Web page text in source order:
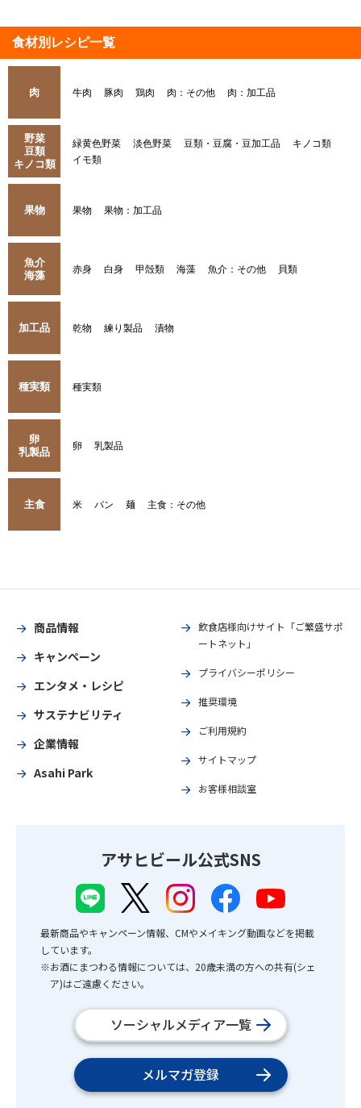
食材別レシピ一覧
肉 牛肉 豚肉 鶏肉 肉：その他 肉：加工品
野菜
豆類
キノコ類
緑黄色野菜 淡色野菜 豆類・豆腐・豆加工品
キノコ類
イモ類
果物 果物 果物：加工品
魚介
海藻
赤身 白身 甲殻類 海藻 魚介：その他 貝類
加工品 乾物 練り製品 漬物
種実類 種実類
卵
乳製品
卵 乳製品
主食 米 パン 麺 主食：その他
商品情報
キャンペーン
エンタメ・レシピ
サステナビリティ
企業情報
Asahi Park
飲食店様向けサイト「ご繁盛サポ
ートネット」
プライバシーポリシー
推奨環境
ご利用規約
サイトマップ
お客様相談室
アサヒビール公式SNS
最新商品やキャンペーン情報、CMやメイキング動画などを掲載
しています。
※お酒にまつわる情報については、20歳未満の方への共有(シェ
ア)はご遠慮ください。
ソーシャルメディア一覧
メルマガ登録